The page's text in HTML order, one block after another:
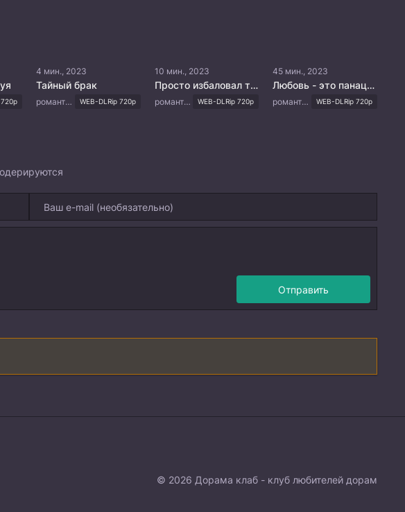
720p
4 мин., 2023
Тайный брак
романтика WEB-DLRip 720p
10 мин., 2023
Просто избаловал тебя
романтика, семейный WEB-DLRip 720p
45 мин., 2023
Любовь - это панацея
романтика, драма, медицина, мелодрама WEB-DLRip 720p
Отправить
© 2026 Дорама клаб - клуб любителей дорам